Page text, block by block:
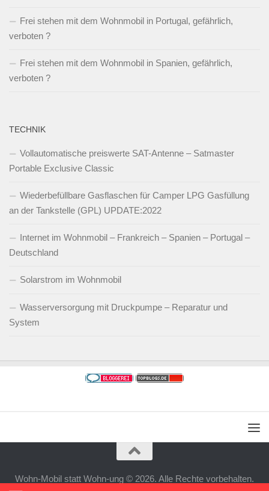
Frei stehen mit dem Wohnmobil in Portugal, gefährlich,
verboten ?
Frei stehen mit dem Wohnmobil in Spanien, gefährlich,
verboten ?
TECHNIK
Vollautomatische preiswerte SAT-Antenne – Satmaster
Portable Exclusive Classic
Wiederbefüllbare Gasflaschen für Camper LPG Gasfüllung
an der Tankstelle (GPL) UPDATE:2022
Internet im Wohnmobil – Frankreich – Spanien – Portugal –
Deutschland
Solarstrom im Wohnmobil
Wasserversorgung mit Druckpumpe – Reparatur und
System
Wohn-Mobil statt Wohn-ung © 2026. Alle Rechte vorbehalten.